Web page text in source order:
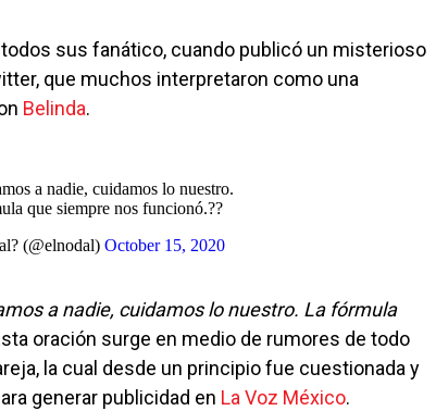
sus fanático, cuando publicó un misterioso
que muchos interpretaron como una
Belinda.
a nadie, cuidamos lo nuestro.
que siempre nos funcionó.??
(@elnodal) October 15, 2020
a nadie, cuidamos lo nuestro. La fórmula
oración surge en medio de rumores de todo
la cual desde un principio fue cuestionada y
generar publicidad en La Voz México.